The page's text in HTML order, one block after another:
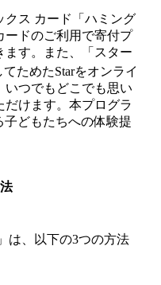
クス カード「ハミング
ードのご利用で寄付プ
ます。また、「スター
ためたStarをオンライ
いつでもどこでも思い
けます。本プログラ
子どもたちへの体験提
は、以下の3つの方法